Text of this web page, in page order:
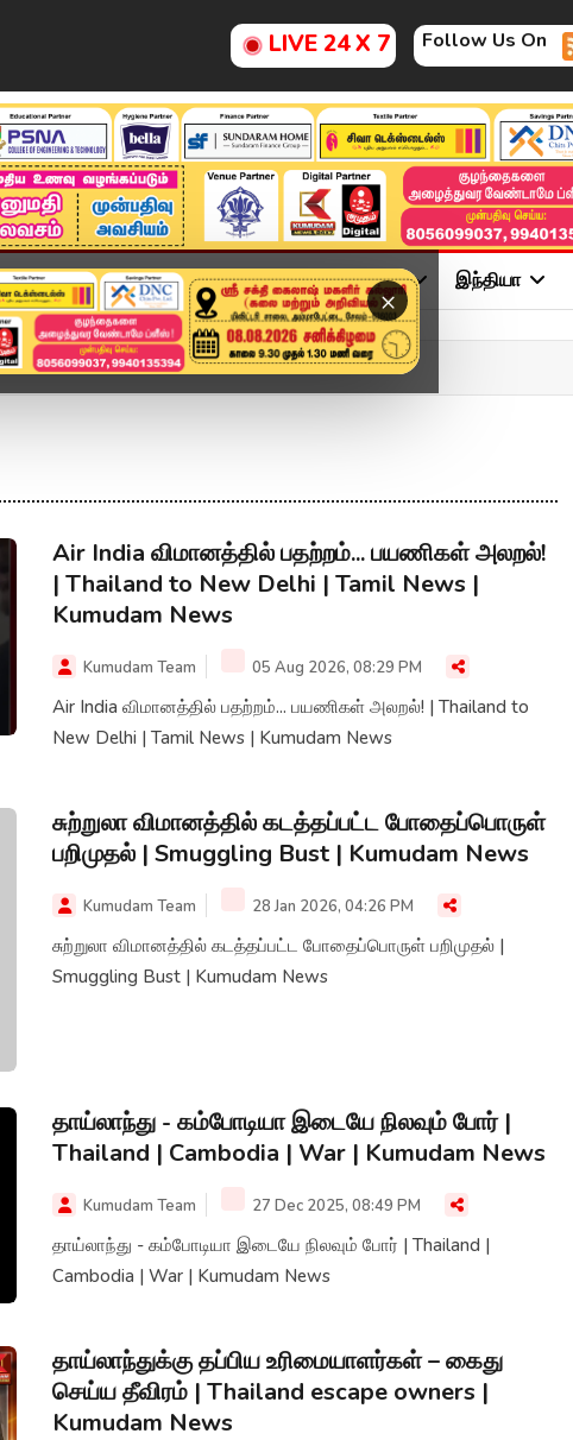
LIVE 24 X 7 Follow Us On
×
தமிழ்நாடு சினிமா அரசியல் விளையாட்டு இந்தியா
Air India விமானத்தில் பதற்றம்... பயணிகள் அலறல்!
| Thailand to New Delhi | Tamil News |
Kumudam News
Kumudam Team 05 Aug 2026, 08:29 PM
Air India விமானத்தில் பதற்றம்... பயணிகள் அலறல்! | Thailand to
New Delhi | Tamil News | Kumudam News
சுற்றுலா விமானத்தில் கடத்தப்பட்ட போதைப்பொருள்
பறிமுதல் | Smuggling Bust | Kumudam News
Kumudam Team 28 Jan 2026, 04:26 PM
சுற்றுலா விமானத்தில் கடத்தப்பட்ட போதைப்பொருள் பறிமுதல் |
Smuggling Bust | Kumudam News
தாய்லாந்து - கம்போடியா இடையே நிலவும் போர் |
Thailand | Cambodia | War | Kumudam News
Kumudam Team 27 Dec 2025, 08:49 PM
தாய்லாந்து - கம்போடியா இடையே நிலவும் போர் | Thailand |
Cambodia | War | Kumudam News
தாய்லாந்துக்கு தப்பிய உரிமையாளர்கள் – கைது
செய்ய தீவிரம் | Thailand escape owners |
Kumudam News